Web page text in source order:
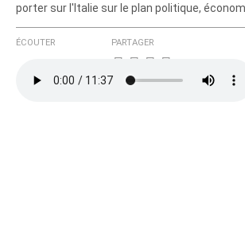
porter sur l'Italie sur le plan politique,
ÉCOUTER PARTAGER